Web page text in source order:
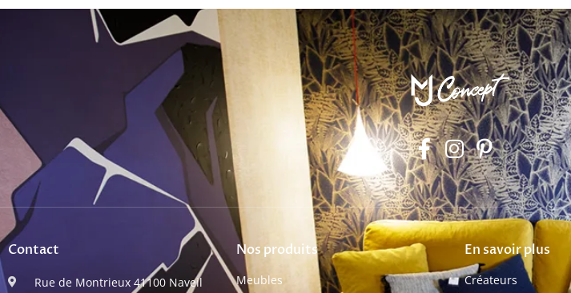
Contact
Rue de Montrieux 41100 Naveil
Nos produits
Meubles
En savoir plus
Créateurs